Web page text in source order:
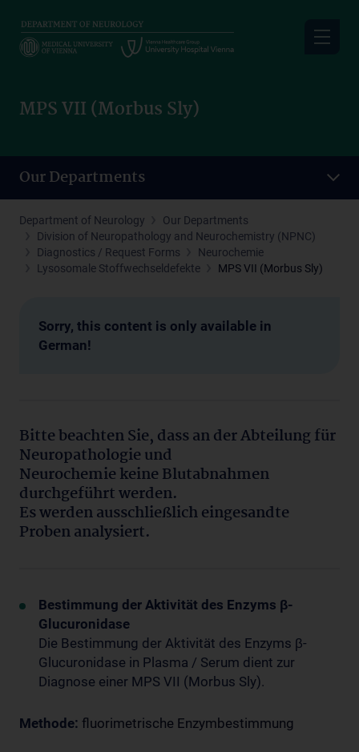
main
MPS VII (Morbus Sly)
Our Departments
Department of Neurology
Our Departments
Division of Neuropathology and Neurochemistry (NPNC)
Diagnostics / Request Forms
Neurochemie
Lysosomale Stoffwechseldefekte
MPS VII (Morbus Sly)
Sorry, this content is only available in
German!
Bitte beachten Sie, dass an der Abteilung für
Neuropathologie und
Neurochemie keine Blutabnahmen
durchgeführt werden.
Es werden ausschließlich eingesandte
Proben analysiert.
Bestimmung der Aktivität des Enzyms β-
Glucuronidase
Die Bestimmung der Aktivität des Enzyms β-
Glucuronidase in Plasma / Serum dient zur
Diagnose einer MPS VII (Morbus Sly).
Methode: fluorimetrische Enzymbestimmung